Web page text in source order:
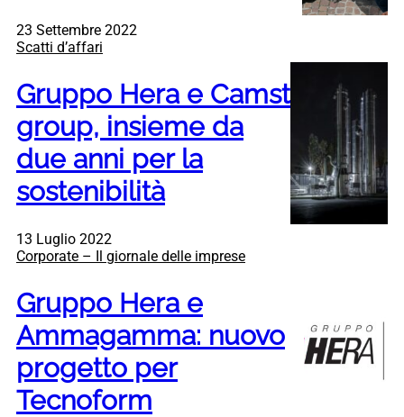
23 Settembre 2022
Scatti d’affari
Gruppo Hera e Camst
group, insieme da
due anni per la
sostenibilità
13 Luglio 2022
Corporate – Il giornale delle imprese
Gruppo Hera e
Ammagamma: nuovo
progetto per
Tecnoform